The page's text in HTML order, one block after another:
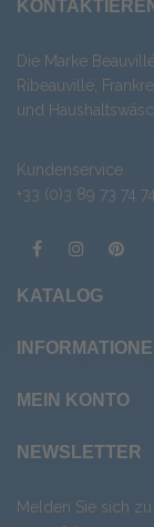
Die Marke
Ribeauvillé,
und
Kundenservice
+33 (0)3 89 73 74 74
KATALOG
MEIN KONTO
NEWSLETTER
Melden Sie sich